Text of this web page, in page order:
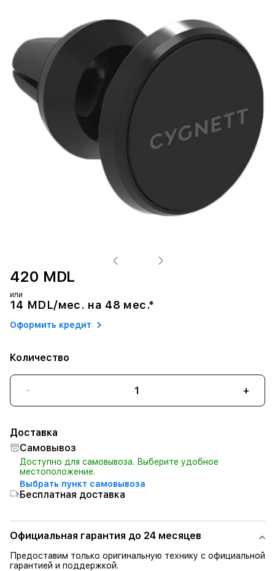
420 MDL
или
14 MDL/мес. на 48 мес.*
Оформить кредит
Количество
- +
Доставка
Самовывоз
Доступно для самовывоза. Выберите удобное
местоположение.
Выбрать пункт самовывоза
Бесплатная доставка
Официальная гарантия до 24 месяцев
Предоставим только оригинальную технику с официальной
гарантией и поддержкой.